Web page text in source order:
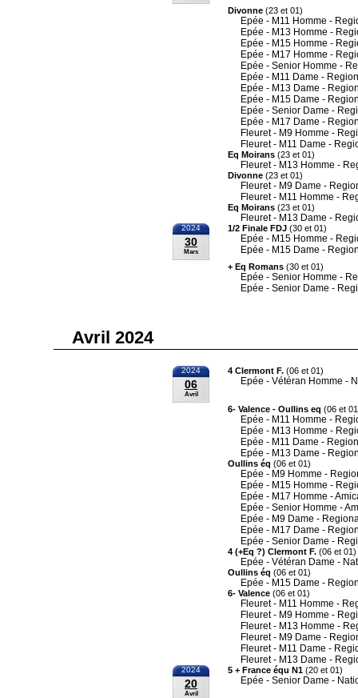
Divonne (23 et 01)
Epée - M11 Homme -
Epée - M13 Homme -
Epée - M15 Homme -
Epée - M17 Homme -
Epée - Senior Homme -
Epée - M11 Dame -
Epée - M13 Dame -
Epée - M15 Dame -
Epée - Senior Dame -
Epée - M17 Dame -
Fleuret - M9 Homme -
Fleuret - M11 Dame -
Eq Moirans (23 et 01)
Fleuret - M13 Homme -
Divonne (23 et 01)
Fleuret - M9 Dame -
Fleuret - M11 Homme -
Eq Moirans (23 et 01)
Fleuret - M13 Dame -
2024
30
Mars
1/2 Finale FDJ (30 et 01)
Epée - M15 Homme -
Epée - M15 Dame -
+ Eq Romans (30 et 01)
Epée - Senior Homme -
Epée - Senior Dame -
Avril 2024
2024
06
Avril
4 Clermont F. (06 et 01)
Epée - Vétéran Homme -
6- Valence - Oullins eq (06 et
Epée - M11 Homme -
Epée - M13 Homme -
Epée - M11 Dame -
Epée - M13 Dame -
Oullins éq (06 et 01)
Epée - M9 Homme -
Epée - M15 Homme -
Epée - M17 Homme -
Epée - Senior Homme -
Epée - M9 Dame -
Epée - M17 Dame -
Epée - Senior Dame -
4 (+Eq ?) Clermont F. (06 et 01)
Epée - Vétéran Dame -
Oullins éq (06 et 01)
Epée - M15 Dame -
6- Valence (06 et 01)
Fleuret - M11 Homme -
Fleuret - M9 Homme -
Fleuret - M13 Homme -
Fleuret - M9 Dame -
Fleuret - M11 Dame -
Fleuret - M13 Dame -
2024
20
Avril
5 + France équ N1 (20 et 01)
Epée - Senior Dame -